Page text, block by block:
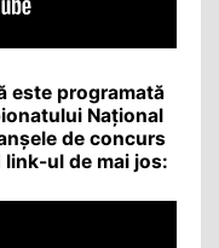
este programată
Național
de concurs
ul de mai jos: